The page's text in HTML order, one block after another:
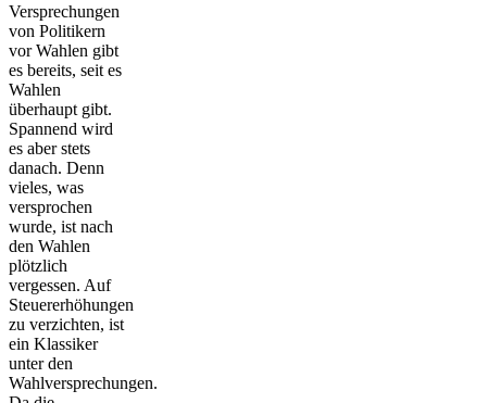
Versprechungen
von Politikern
vor Wahlen gibt
es bereits, seit es
Wahlen
überhaupt gibt.
Spannend wird
es aber stets
danach. Denn
vieles, was
versprochen
wurde, ist nach
den Wahlen
plötzlich
vergessen. Auf
Steuererhöhungen
zu verzichten, ist
ein Klassiker
unter den
Wahlversprechungen.